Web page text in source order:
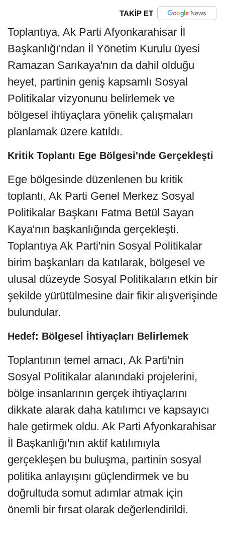
TAKİP ET
Toplantıya, Ak Parti Afyonkarahisar İl
Başkanlığı'ndan İl Yönetim Kurulu üyesi
Ramazan Sarıkaya'nın da dahil olduğu
heyet, partinin geniş kapsamlı Sosyal
Politikalar vizyonunu belirlemek ve
bölgesel ihtiyaçlara yönelik çalışmaları
planlamak üzere katıldı.
Kritik Toplantı Ege Bölgesi'nde Gerçekleşti
Ege bölgesinde düzenlenen bu kritik
toplantı, Ak Parti Genel Merkez Sosyal
Politikalar Başkanı Fatma Betül Sayan
Kaya'nın başkanlığında gerçekleşti.
Toplantıya Ak Parti'nin Sosyal Politikalar
birim başkanları da katılarak, bölgesel ve
ulusal düzeyde Sosyal Politikaların etkin bir
şekilde yürütülmesine dair fikir alışverişinde
bulundular.
Hedef: Bölgesel İhtiyaçları Belirlemek
Toplantının temel amacı, Ak Parti'nin
Sosyal Politikalar alanındaki projelerini,
bölge insanlarının gerçek ihtiyaçlarını
dikkate alarak daha katılımcı ve kapsayıcı
hale getirmek oldu. Ak Parti Afyonkarahisar
İl Başkanlığı'nın aktif katılımıyla
gerçekleşen bu buluşma, partinin sosyal
politika anlayışını güçlendirmek ve bu
doğrultuda somut adımlar atmak için
önemli bir fırsat olarak değerlendirildi.